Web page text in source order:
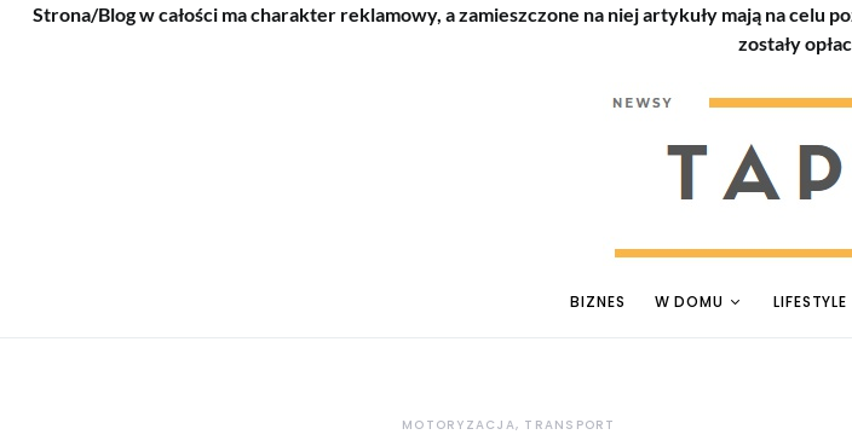
Strona/Blog w całości ma charakter reklamowy, a zamieszczone na niej artykuły mają na
zostały
BIZNES W DOMU LIFESTYLE
MOTORYZACJA, TRANSPORT